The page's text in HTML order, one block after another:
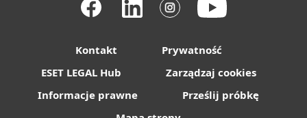
Kontakt
Prywatność
ESET LEGAL Hub
Zarządzaj cookies
Informacje prawne
Prześlij próbkę